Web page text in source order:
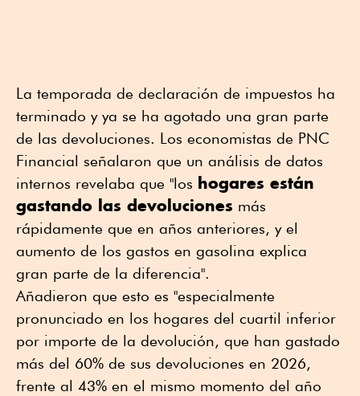
La temporada de declaración de impuestos ha
terminado y ya se ha agotado una gran parte
de las devoluciones. Los economistas de PNC
Financial señalaron que un análisis de datos
internos revelaba que "los hogares están
gastando las devoluciones más
rápidamente que en años anteriores, y el
aumento de los gastos en gasolina explica
gran parte de la diferencia".
Añadieron que esto es "especialmente
pronunciado en los hogares del cuartil inferior
por importe de la devolución, que han gastado
más del 60% de sus devoluciones en 2026,
frente al 43% en el mismo momento del año